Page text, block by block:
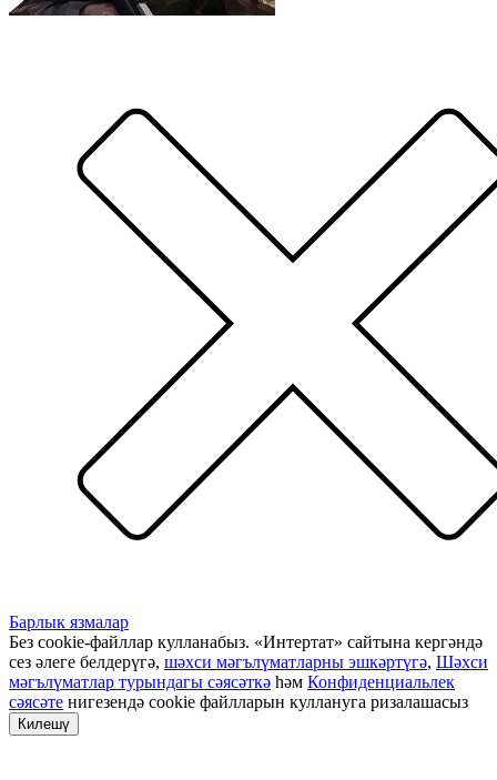
Барлык язмалар
Без cookie-файллар кулланабыз. «Интертат» сайтына кергәндә
сез әлеге белдерүгә, шәхси мәгълүматларны эшкәртүгә, Шәхси
мәгълүматлар турындагы сәясәткә һәм Конфиденциальлек
сәясәте нигезендә cookie файлларын куллануга ризалашасыз
Килешү